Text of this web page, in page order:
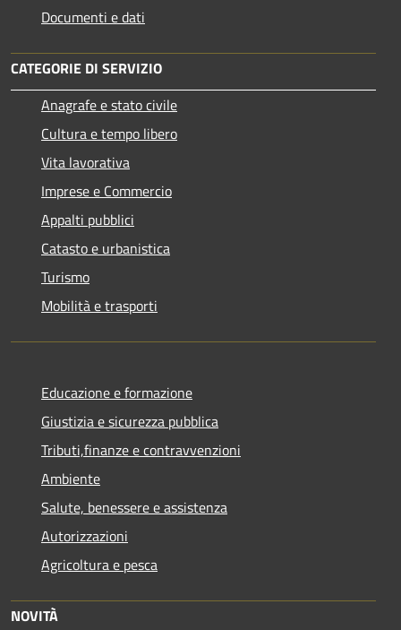
Documenti e dati
CATEGORIE DI SERVIZIO
Anagrafe e stato civile
Cultura e tempo libero
Vita lavorativa
Imprese e Commercio
Appalti pubblici
Catasto e urbanistica
Turismo
Mobilità e trasporti
Educazione e formazione
Giustizia e sicurezza pubblica
Tributi,finanze e contravvenzioni
Ambiente
Salute, benessere e assistenza
Autorizzazioni
Agricoltura e pesca
NOVITÀ